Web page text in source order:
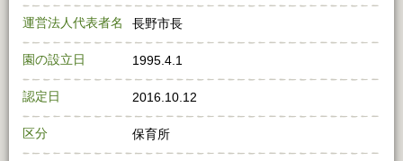
運営法人代表者名 長野市長
園の設立日 1995.4.1
認定日 2016.10.12
区分 保育所